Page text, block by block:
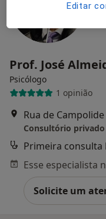
Prof. José
Psicólogo
1 opinião
Rua de Campolide
Consultório privado
Primeira consulta
Solicite um
Editar